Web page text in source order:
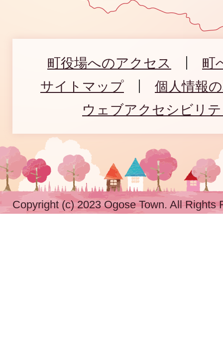
町役場へのアクセス
町
サイトマップ
個人情報
ウェブアクセシビリ
Copyright (c) 2023 Ogose Town. All Rights